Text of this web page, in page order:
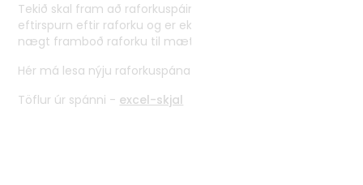
Tekið skal fram að raforkuspáin spáir aðeins fyrir um
eftirspurn eftir raforku og er ekki lagt mat á hvort það sé
nægt framboð raforku til mæta þörfinni á spátíma.
Hér má lesa nýju raforkuspána
Töflur úr spánni - excel-skjal